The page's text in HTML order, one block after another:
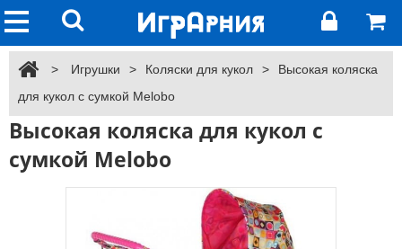
> Игрушки > Коляски для кукол >
Высокая коляска
для кукол с сумкой Melobo
Высокая коляска для кукол с
сумкой Melobo